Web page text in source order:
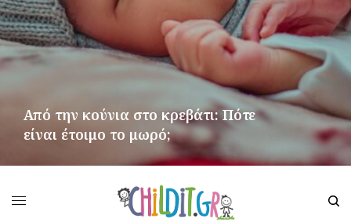
Από την κούνια στο κρεβάτι: Πότε
είναι έτοιμο το μωρό;